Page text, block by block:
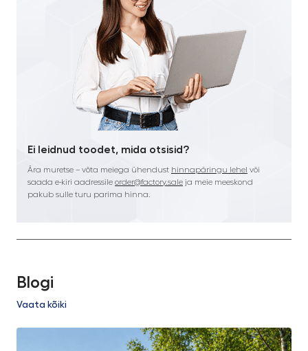
Ei leidnud toodet, mida otsisid?
Ära muretse – võta meiega ühendust hinnapäringu lehel või
saada e-kiri aadressile order@factory.sale ja meie meeskond
pakub sulle turu parima hinna.
Blogi
Vaata kõiki